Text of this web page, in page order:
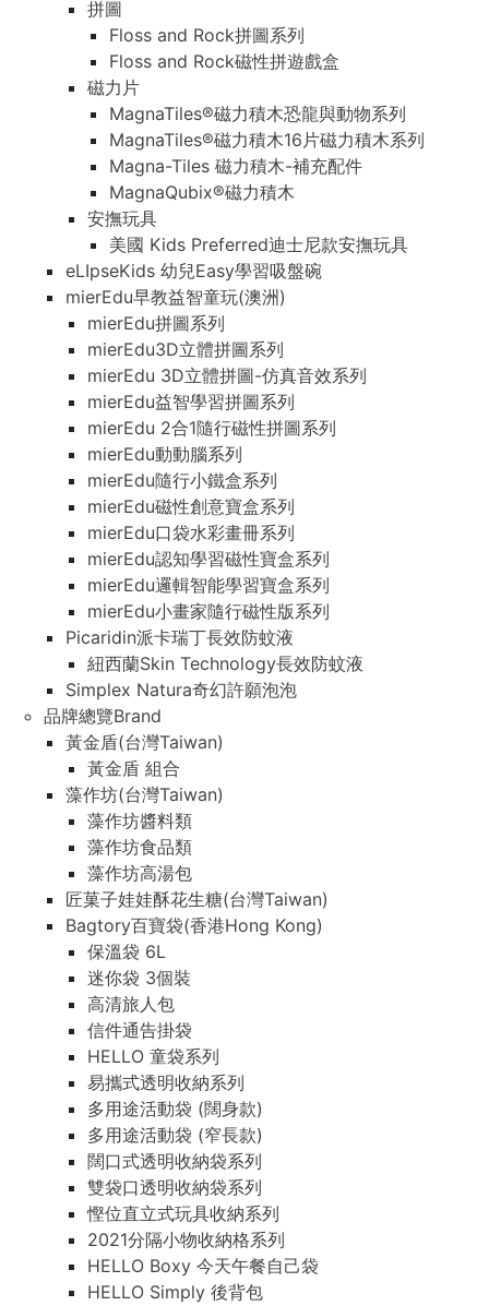
拼圖
Floss and Rock拼圖系列
Floss and Rock磁性拼遊戲盒
磁力片
MagnaTiles®磁力積木恐龍與動物系列
MagnaTiles®磁力積木16片磁力積木系列
Magna-Tiles 磁力積木-補充配件
MagnaQubix®磁力積木
安撫玩具
美國 Kids Preferred迪士尼款安撫玩具
eLIpseKids 幼兒Easy學習吸盤碗
mierEdu早教益智童玩(澳洲)
mierEdu拼圖系列
mierEdu3D立體拼圖系列
mierEdu 3D立體拼圖-仿真音效系列
mierEdu益智學習拼圖系列
mierEdu 2合1隨行磁性拼圖系列
mierEdu動動腦系列
mierEdu隨行小鐵盒系列
mierEdu磁性創意寶盒系列
mierEdu口袋水彩畫冊系列
mierEdu認知學習磁性寶盒系列
mierEdu邏輯智能學習寶盒系列
mierEdu小畫家隨行磁性版系列
Picaridin派卡瑞丁長效防蚊液
紐西蘭Skin Technology長效防蚊液
Simplex Natura奇幻許願泡泡
品牌總覽Brand
黃金盾(台灣Taiwan)
黃金盾 組合
藻作坊(台灣Taiwan)
藻作坊醬料類
藻作坊食品類
藻作坊高湯包
匠菓子娃娃酥花生糖(台灣Taiwan)
Bagtory百寶袋(香港Hong Kong)
保溫袋 6L
迷你袋 3個裝
高清旅人包
信件通告掛袋
HELLO 童袋系列
易攜式透明收納系列
多用途活動袋 (闊身款)
多用途活動袋 (窄長款)
闊口式透明收納袋系列
雙袋口透明收納袋系列
慳位直立式玩具收納系列
2021分隔小物收納格系列
HELLO Boxy 今天午餐自己袋
HELLO Simply 後背包